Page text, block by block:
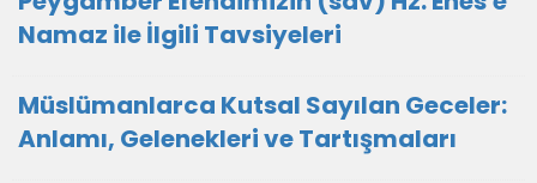
Namaz ile İlgili Tavsiyeleri
Müslümanlarca Kutsal Sayılan Geceler:
Anlamı, Gelenekleri ve Tartışmaları